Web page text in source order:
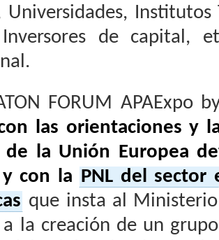
Universidades, Institutos
Inversores de capital,
FORUM APAExpo
las orientaciones y
de la Unión Europea
con la PNL del sector
que insta al
a la creación de un